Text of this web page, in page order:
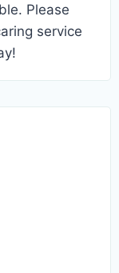
Please
service